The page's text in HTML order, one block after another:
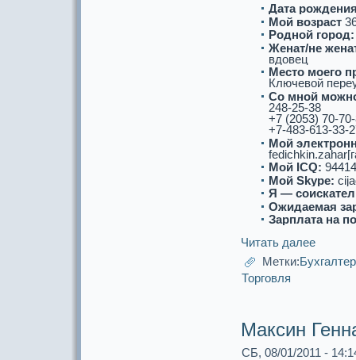
Дата
Мой возpaст
Роднoй город:
Женат/не
вдовец
Место моего
Ключевой
Со мнoй
248-25-38
+7 (2053) 70-
+7-483-613-33-
Мой
Мой ICQ:
Мой Skype:
Я —
Ожидаемая
Зарплата на
Читать далее
Метки:
Торговля
Максин
СБ, 08/01/2011 -